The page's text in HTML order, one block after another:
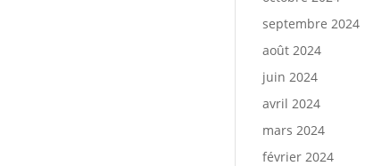
septembre 2024
août 2024
juin 2024
avril 2024
mars 2024
février 2024